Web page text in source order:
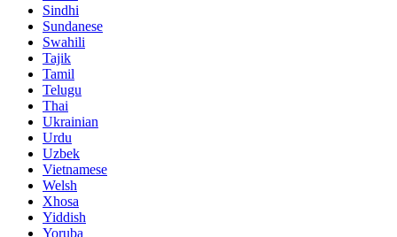
Sindhi
Sundanese
Swahili
Tajik
Tamil
Telugu
Thai
Ukrainian
Urdu
Uzbek
Vietnamese
Welsh
Xhosa
Yiddish
Yoruba